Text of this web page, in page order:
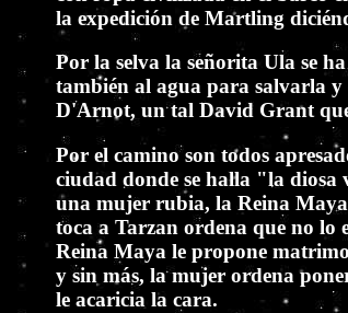
la expedición de Martling
Por la selva la señorita Ula se
también al agua para salvarla y
D'Arnot, un tal David Grant
Por el camino son todos
ciudad donde se halla "la diosa
una mujer rubia, la Reina
toca a Tarzan ordena que no lo
Reina Maya le propone
y sin más, la mujer ordena
le acaricia la cara.